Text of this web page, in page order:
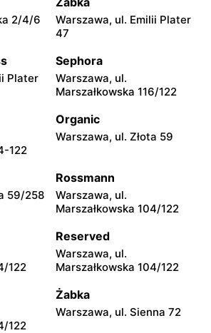
Cersanit
Krakowska 106
Cersanit
Sienkiewicza 17A
Cersanit
Cersanit
Cersanit
28
Cersanit
2/4/6
Warszawa, ul. Emilii Plater
47
Plater
Sephora
Warszawa, ul.
Marszałkowska 116/122
122
Organic
Warszawa, ul. Złota 59
59/258
Rossmann
Warszawa, ul.
Marszałkowska 104/122
122
Reserved
Warszawa, ul.
Marszałkowska 104/122
122
Żabka
Warszawa, ul. Sienna 72